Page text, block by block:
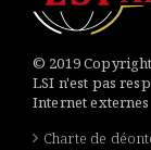
© 2019
LSI n'est pas
Internet externes
Charte de